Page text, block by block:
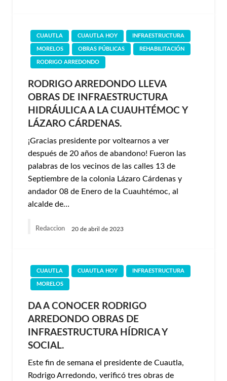
CUAUTLA CUAUTLA HOY INFRAESTRUCTURA
MORELOS OBRAS PÚBLICAS REHABILITACIÓN
RODRIGO ARREDONDO
RODRIGO ARREDONDO LLEVA
OBRAS DE INFRAESTRUCTURA
HIDRÁULICA A LA CUAUHTÉMOC Y
LÁZARO CÁRDENAS.
¡Gracias presidente por voltearnos a ver
después de 20 años de abandono! Fueron las
palabras de los vecinos de las calles 13 de
Septiembre de la colonia Lázaro Cárdenas y
andador 08 de Enero de la Cuauhtémoc, al
alcalde de…
Redaccion 20 de abril de 2023
CUAUTLA CUAUTLA HOY INFRAESTRUCTURA
MORELOS
DA A CONOCER RODRIGO
ARREDONDO OBRAS DE
INFRAESTRUCTURA HÍDRICA Y
SOCIAL.
Este fin de semana el presidente de Cuautla,
Rodrigo Arredondo, verificó tres obras de